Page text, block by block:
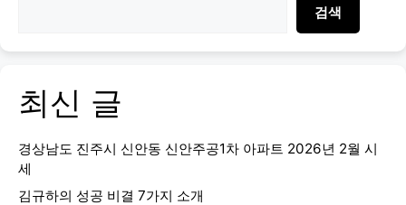
검색
최신 글
경상남도 진주시 신안동 신안주공1차 아파트 2026년 2월 시
세
김규하의 성공 비결 7가지 소개